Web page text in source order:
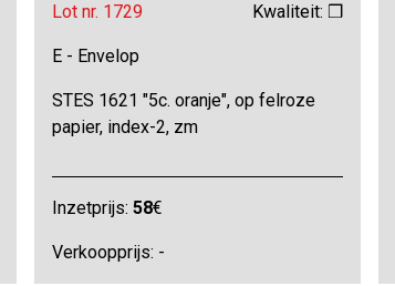
Lot nr. 1729 Kwaliteit: ❒
E - Envelop
STES 1621 "5c. oranje", op felroze
papier, index-2, zm
Inzetprijs: 58€
Verkoopprijs: -